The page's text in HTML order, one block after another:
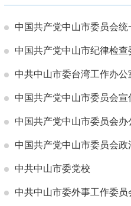
中国共产党中山市委员会
中国共产党中山市纪律检查
中共中山市委台湾工作办公
中国共产党中山市委员会宣
中国共产党中山市委员会办
中国共产党中山市委员会政
中共中山市委党校
中共中山市委外事工作委员